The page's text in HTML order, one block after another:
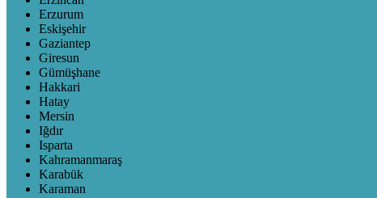
Erzurum
Eskişehir
Gaziantep
Giresun
Gümüşhane
Hakkari
Hatay
Mersin
Iğdır
Isparta
Kahramanmaraş
Karabük
Karaman